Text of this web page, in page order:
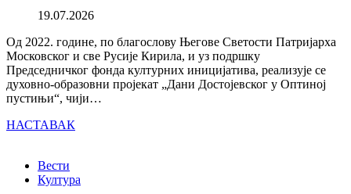
19.07.2026
Од 2022. године, по благослову Његове Светости Патријарха
Московског и све Русије Кирила, и уз подршку
Председничког фонда културних иницијатива, реализује се
духовно-образовни пројекат „Дани Достојевског у Оптиној
пустињи“, чији…
НАСТАВАК
Вести
Култура